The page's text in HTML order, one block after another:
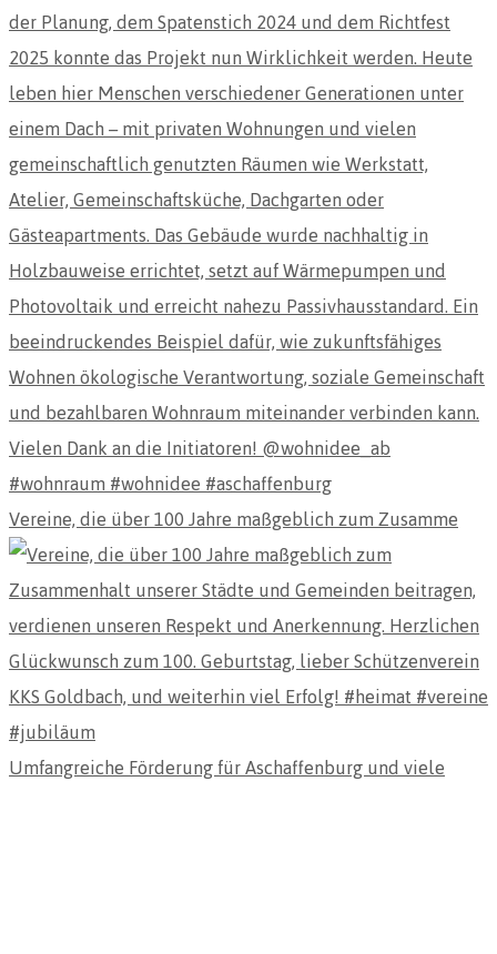
Vereine, die über 100 Jahre maßgeblich zum Zusamme
Umfangreiche Förderung für Aschaffenburg und viele